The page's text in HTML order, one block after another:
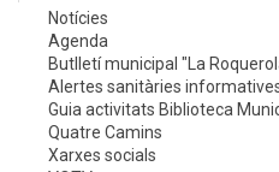
Notícies
Agenda
Butlletí municipal "La
Alertes sanitàries
Guia activitats Biblioteca
Quatre Camins
Xarxes socials